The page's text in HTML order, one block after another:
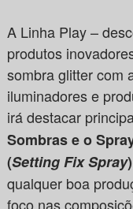
A Linha Play –
produtos
sombra glitter com
iluminadores e
irá destacar
Sombras e o
(Setting Fix Spray)
qualquer boa
foco nas